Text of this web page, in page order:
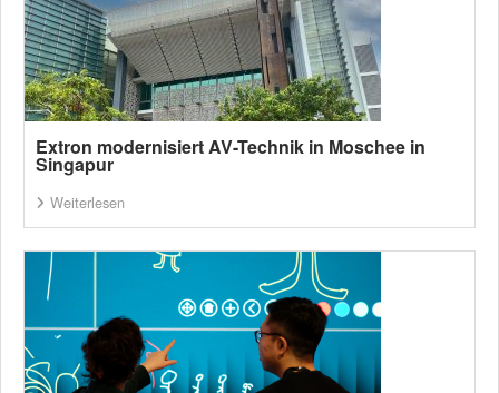
Extron modernisiert AV-Technik in Moschee in
Singapur
Weiterlesen